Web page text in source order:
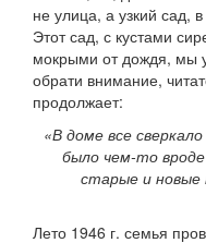
не улица, а узкий сад,
Этот сад, с кустами
мокрыми от дождя, мы
обрати внимание,
продолжает:
«В доме все
было чем-то
старые и новые
Лето 1946 г. семья